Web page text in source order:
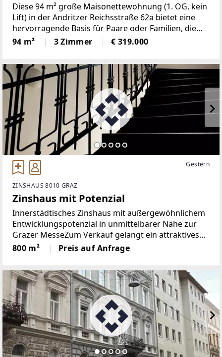
Diese 94 m² große Maisonettewohnung (1. OG, kein
Lift) in der Andritzer Reichsstraße 62a bietet eine
hervorragende Basis für Paare oder Familien, die
den Charme einer Maisonette suchen und ein neues
Zuhause nach eigenen Vorstellungen gestalten
94 m² 3 Zimmer € 319.000
Gestern
ZINSHAUS 8010 GRAZ
Zinshaus mit Potenzial
Innerstädtisches Zinshaus mit außergewöhnlichem
Entwicklungspotenzial in unmittelbarer Nähe zur
Grazer MesseZum Verkauf gelangt ein attraktives
Zinshaus in urbaner Bestlage nahe der Grazer
Messe, das durch seine vielseitigen
800 m² Preis auf Anfrage